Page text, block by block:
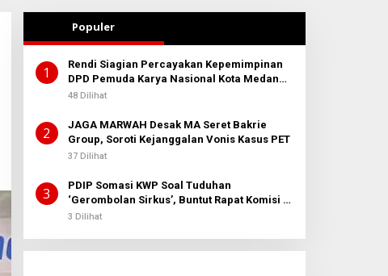
Populer
1
Rendi Siagian Percayakan Kepemimpinan
DPD Pemuda Karya Nasional Kota Medan
kepada Josef Sembiring
48 Dilihat
2
JAGA MARWAH Desak MA Seret Bakrie
Group, Soroti Kejanggalan Vonis Kasus PET
37 Dilihat
3
PDIP Somasi KWP Soal Tuduhan
‘Gerombolan Sirkus’, Buntut Rapat Komisi II
Dipimpin Sufmi Dasco Ahmad
3 Dilihat